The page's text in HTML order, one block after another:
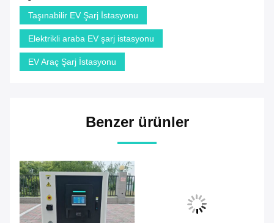
Taşınabilir EV Şarj İstasyonu
Elektrikli araba EV şarj istasyonu
EV Araç Şarj İstasyonu
Benzer ürünler